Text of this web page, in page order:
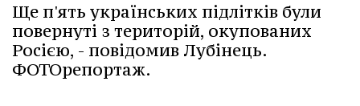
Ще п'ять українських підлітків були
повернуті з територій, окупованих
Росією, - повідомив Лубінець.
ФОТОрепортаж.